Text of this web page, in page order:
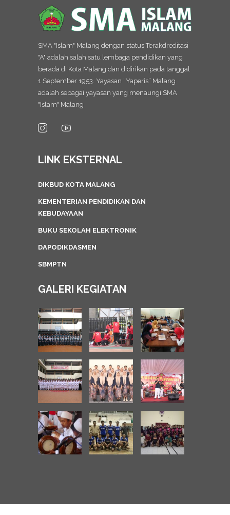
SMA "Islam" Malang dengan status Terakdreditasi
"A" adalah salah satu lembaga pendidikan yang
berada di Kota Malang dan didirikan pada tanggal
1 September 1953. Yayasan “Yaperis” Malang
adalah sebagai yayasan yang menaungi SMA
"Islam" Malang
LINK EKSTERNAL
DIKBUD KOTA MALANG
KEMENTERIAN PENDIDIKAN DAN
KEBUDAYAAN
BUKU SEKOLAH ELEKTRONIK
DAPODIKDASMEN
SBMPTN
GALERI KEGIATAN